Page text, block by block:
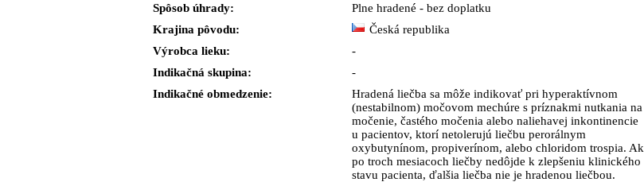
Spôsob úhrady:
Plne hradené - bez doplatku
Krajina pôvodu:
Česká republika
Výrobca lieku:
-
Indikačná skupina:
-
Indikačné obmedzenie:
Hradená liečba sa môže indikovať pri hyperaktívnom
(nestabilnom) močovom mechúre s príznakmi nutkania na
močenie, častého močenia alebo naliehavej inkontinencie
u pacientov, ktorí netolerujú liečbu perorálnym
oxybutynínom, propiverínom, alebo chloridom trospia. Ak
po troch mesiacoch liečby nedôjde k zlepšeniu klinického
stavu pacienta, ďalšia liečba nie je hradenou liečbou.